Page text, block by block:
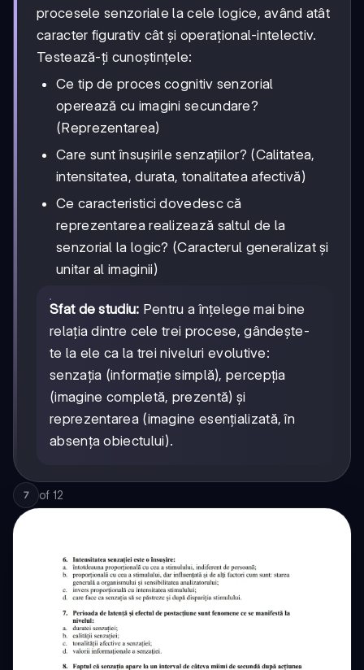
procesele senzoriale la cele logice, având atât
caracter figurativ cât și operațional-intelectiv.
Testează-ți cunoștințele:
Ce tip de proces cognitiv senzorial
operează cu imagini secundare?
(Reprezentarea)
Care sunt însușirile senzațiilor? (Calitatea,
intensitatea, durata, tonalitatea afectivă)
Ce caracteristici dovedesc că
reprezentarea realizează saltul de la
senzorial la logic? (Caracterul generalizat și
unitar al imaginii)
Sfat de studiu: Pentru a înțelege mai bine
relația dintre cele trei procese, gândește-
te la ele ca la trei niveluri evolutive:
senzația (informație simplă), percepția
(imagine completă, prezentă) și
reprezentarea (imagine esențializată, în
absența obiectului).
7 of 12